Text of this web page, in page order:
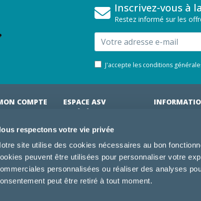
respectons votre vie privée
site utilise des cookies nécessaires au bon
peuvent être utilisées pour personnaliser votre
personnalisées ou réaliser des analyses
peut être retiré à tout moment.
Inscrivez-vous à
Restez informé sur les
Email
J'accepte les conditions
COMPTE
compte
commandes
Mes abonnements
ESPACE ASV
& VÉTÉRINAIRES
Connexion clinique
Commandes clients
Abonnements
Devenir adhérent Vétorino
À propos de
Offres pour
Mentions
Utilisation des